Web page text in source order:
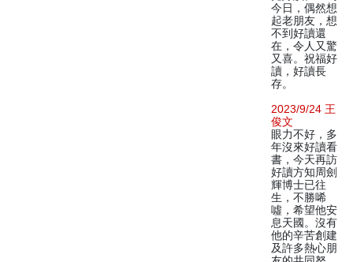
今日，偶然想
起老朋友，想
不到好讀還
在，令人又驚
又喜。祝福好
讀，好讀長
存。
2023/9/24 王
俊文
眼力不好，多
年沒來好讀看
書，今天再訪
好讀方知周劍
輝博士已往
生，不勝唏
噓，希望他安
息天國。沒有
他的辛苦創建
及許多熱心朋